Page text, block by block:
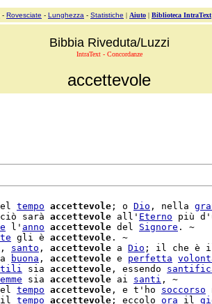
- Rovesciate - Lunghezza - Statistiche | Aiuto | Biblioteca IntraText
Bibbia Riveduta/Luzzi
IntraText - Concordanze
accettevole
tempo accettevole ; o Dio , nella
sarà accettevole all' Eterno più
l' anno accettevole del Signore . ~
gli è accettevole . ~
, santo , accettevole a Dio ; il che è
buona , accettevole e perfetta
sia accettevole , essendo
sia accettevole ai santi , ~
tempo accettevole , e t'ho soccorso
il tempo accettevole ; eccolo ora il